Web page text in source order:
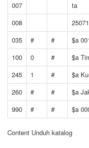
007
ta
008
035
# #
$a
100
0 #
$a
245
1 #
$a
260
# #
$a
990
# # $a
Content Unduh katalog